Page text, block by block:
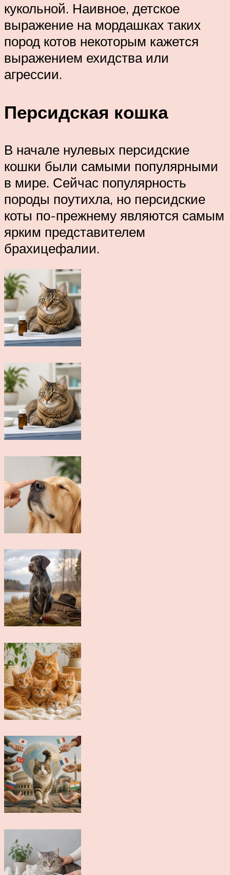
кукольной. Наивное, детское
выражение на мордашках таких
пород котов некоторым кажется
выражением ехидства или
агрессии.
Персидская кошка
В начале нулевых персидские
кошки были самыми популярными
в мире. Сейчас популярность
породы поутихла, но персидские
коты по-прежнему являются самым
ярким представителем
брахицефалии.